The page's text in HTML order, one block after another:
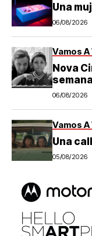
Una
06/08/2026
Vamos A
Nova
semanal
06/08/2026
Vamos A
Una
05/08/2026